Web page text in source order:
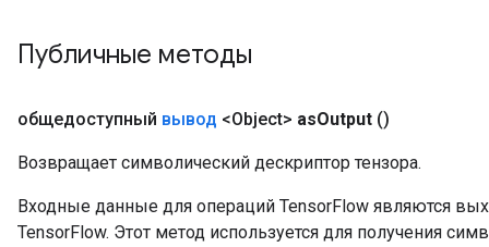
Публичные методы
общедоступный вывод <Object> asOutput ()
Возвращает символический дескриптор тензора.
Входные данные для операций TensorFlow являются
TensorFlow. Этот метод используется для получения